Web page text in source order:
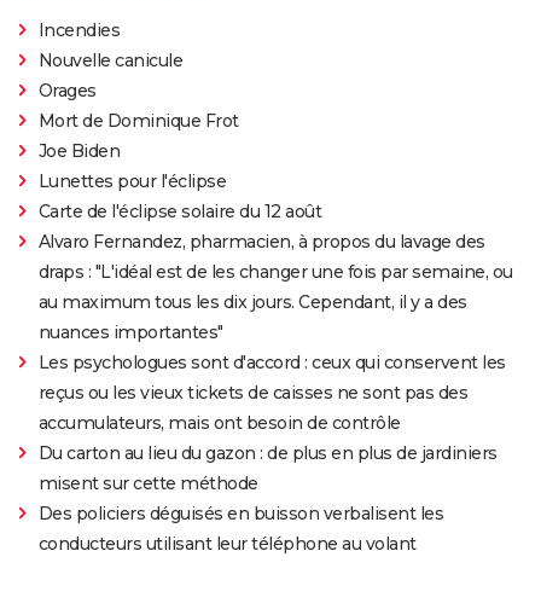
Incendies
Nouvelle canicule
Orages
Mort de Dominique Frot
Joe Biden
Lunettes pour l'éclipse
Carte de l'éclipse solaire du 12 août
Alvaro Fernandez, pharmacien, à propos du lavage des
draps : "L'idéal est de les changer une fois par semaine, ou
au maximum tous les dix jours. Cependant, il y a des
nuances importantes"
Les psychologues sont d'accord : ceux qui conservent les
reçus ou les vieux tickets de caisses ne sont pas des
accumulateurs, mais ont besoin de contrôle
Du carton au lieu du gazon : de plus en plus de jardiniers
misent sur cette méthode
Des policiers déguisés en buisson verbalisent les
conducteurs utilisant leur téléphone au volant